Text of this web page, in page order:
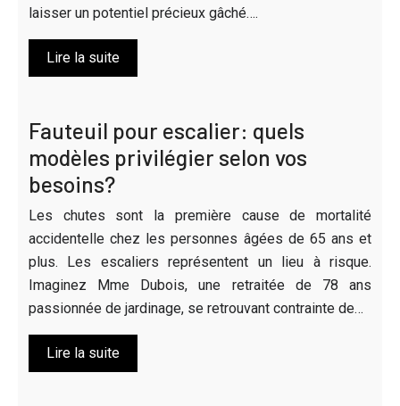
laisser un potentiel précieux gâché….
Lire la suite
Fauteuil pour escalier: quels
modèles privilégier selon vos
besoins?
Les chutes sont la première cause de mortalité
accidentelle chez les personnes âgées de 65 ans et
plus. Les escaliers représentent un lieu à risque.
Imaginez Mme Dubois, une retraitée de 78 ans
passionnée de jardinage, se retrouvant contrainte de…
Lire la suite